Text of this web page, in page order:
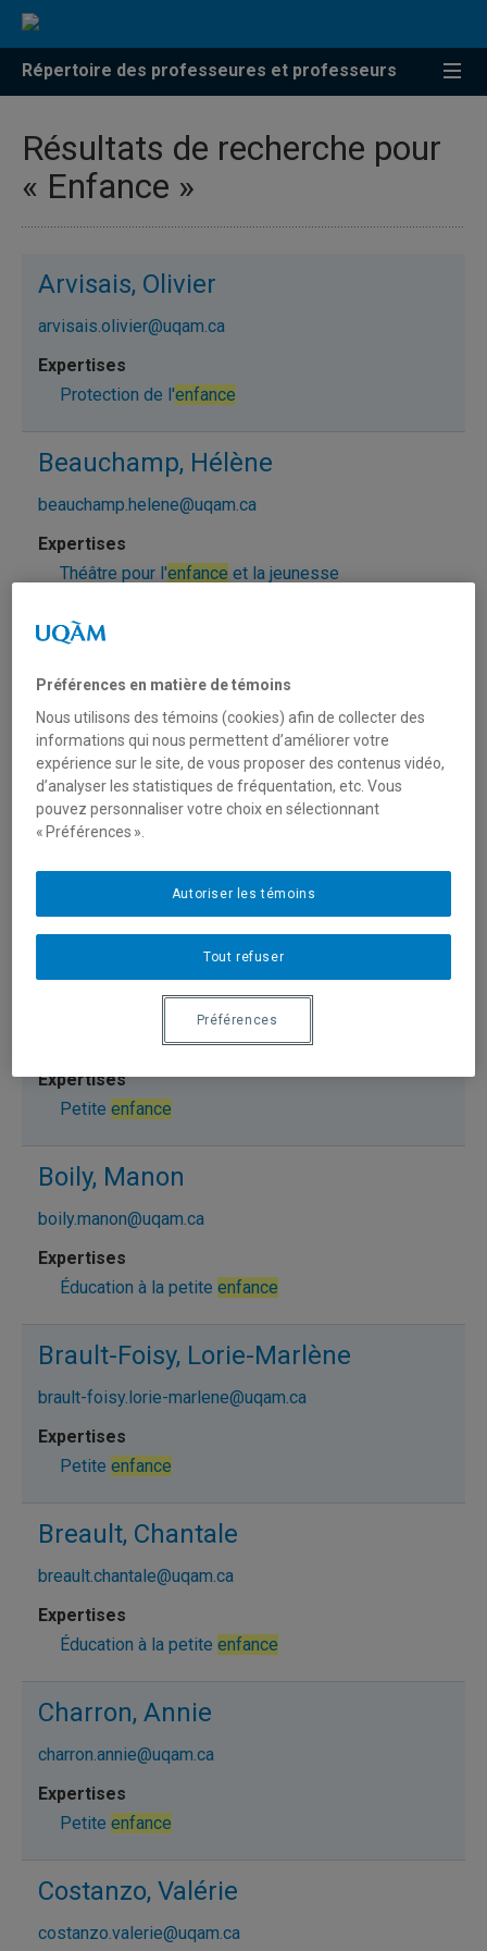
Répertoire des professeures et professeurs
Résultats de recherche pour
« Enfance »
Arvisais, Olivier
arvisais.olivier@uqam.ca
Protection de l'enfance
Beauchamp, Hélène
beauchamp.helene@uqam.ca
Théâtre pour l'enfance et la jeunesse
Beaudoin, Cindy
beaudoin.cindy.2@uqam.ca
Petiteenfance
Bélanger-Sabourin, Catherine
Enfance
Bigras, Nathalie
bigras.nathalie@uqam.ca
Petite enfance
Boily, Manon
boily.manon@uqam.ca
Éducation à la petite enfance
Brault-Foisy, Lorie-Marlène
brault-foisy.lorie-marlene@uqam.ca
Petite enfance
Breault, Chantale
breault.chantale@uqam.ca
Éducation à la petite enfance
Charron, Annie
charron.annie@uqam.ca
Petite enfance
Costanzo, Valérie
costanzo.valerie@uqam.ca
Préférences en matière de témoins
Nous utilisons des témoins (cookies) afin de collecter des
informations qui nous permettent d’améliorer votre
expérience sur le site, de vous proposer des contenus vidéo,
d’analyser les statistiques de fréquentation, etc. Vous
pouvez personnaliser votre choix en sélectionnant
« Préférences ».
Tout refuser
Autoriser les témoins
Préférences